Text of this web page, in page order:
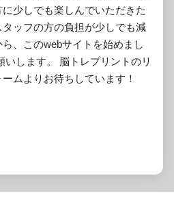
少しでも楽しんでいただきた
ッフの方の負担が少しでも減
、このwebサイトを始めまし
いします。 脳トレプリントのリ
ムよりお待ちしています！